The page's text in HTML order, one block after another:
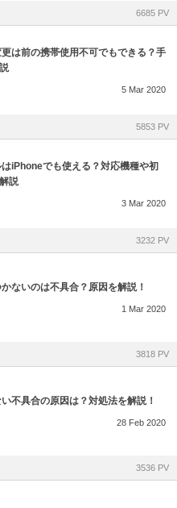
6685 PV
は前の携帯使用不可でもできる？手
5 Mar 2020
5853 PV
iPhoneでも使える？対応機種や初
説
3 Mar 2020
3232 PV
ないのは不具合？原因を解説！
1 Mar 2020
3818 PV
不具合の原因は？対処法を解説！
28 Feb 2020
3536 PV